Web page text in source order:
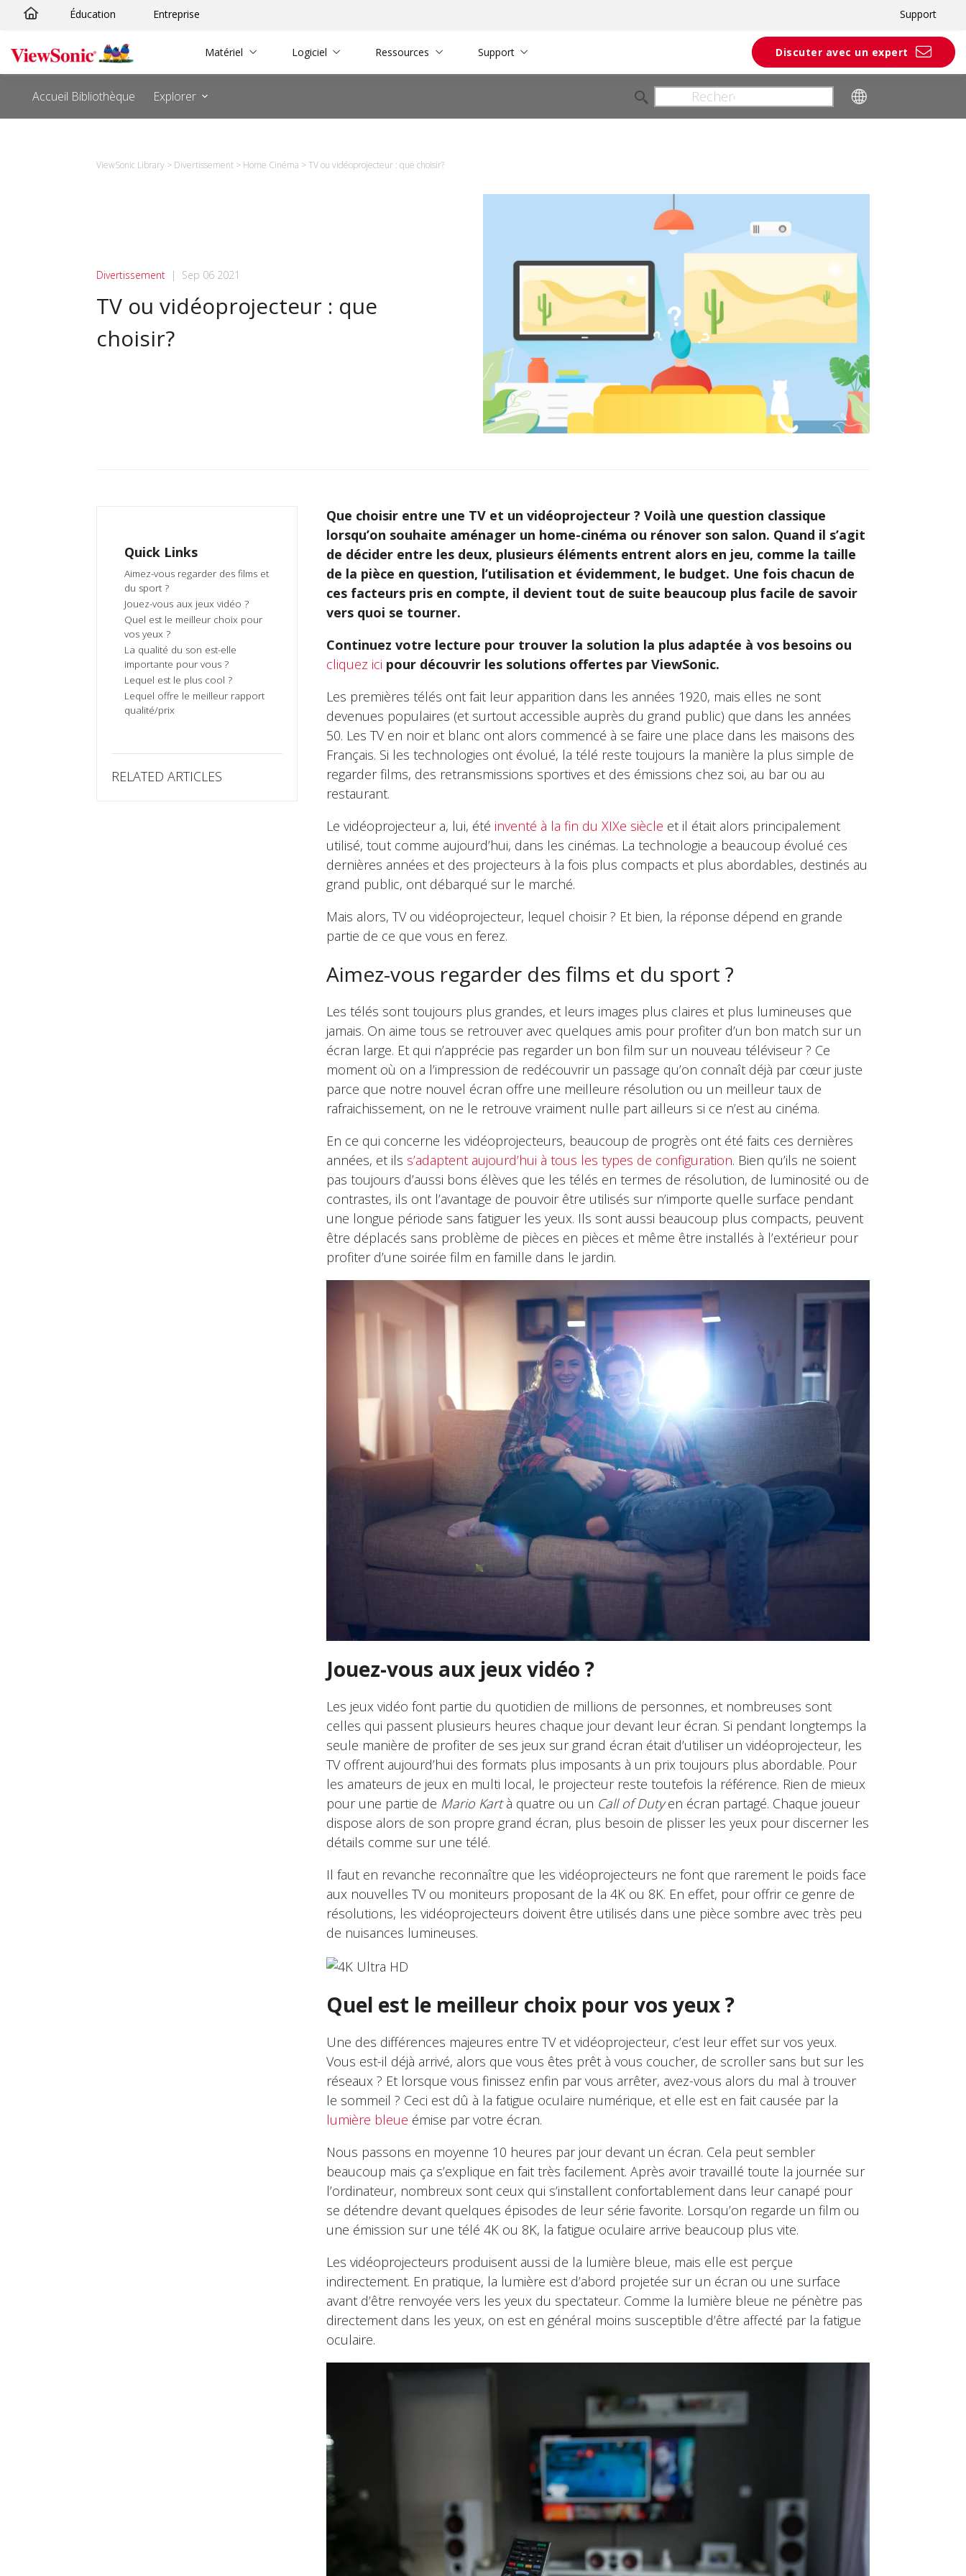
Passer
contenu
Éducation Entreprise Support
Matériel Logiciel Ressources Support Discuter avec un expert
Accueil Bibliothèque Explorer
ViewSonic Library > Divertissement > Home Cinéma >TV ou vidéoprojecteur : que choisir?
Divertissement | Sep 06 2021
TV ou vidéoprojecteur : que
choisir?
Quick Links
Aimez-vous regarder des films et
du sport ?
Jouez-vous aux jeux vidéo ?
Quel est le meilleur choix pour
vos yeux ?
La qualité du son est-elle
importante pour vous ?
Lequel est le plus cool ?
Lequel offre le meilleur rapport
qualité/prix
RELATED ARTICLES
Que choisir entre une TV et un vidéoprojecteur ? Voilà une question classique
lorsqu’on souhaite aménager un home-cinéma ou rénover son salon. Quand il s’agit
de décider entre les deux, plusieurs éléments entrent alors en jeu, comme la taille
de la pièce en question, l’utilisation et évidemment, le budget. Une fois chacun de
ces facteurs pris en compte, il devient tout de suite beaucoup plus facile de savoir
vers quoi se tourner.
Continuez votre lecture pour trouver la solution la plus adaptée à vos besoins ou
cliquez ici pour découvrir les solutions offertes par ViewSonic.
Les premières télés ont fait leur apparition dans les années 1920, mais elles ne sont
devenues populaires (et surtout accessible auprès du grand public) que dans les années
50. Les TV en noir et blanc ont alors commencé à se faire une place dans les maisons des
Français. Si les technologies ont évolué, la télé reste toujours la manière la plus simple de
regarder films, des retransmissions sportives et des émissions chez soi, au bar ou au
restaurant.
Le vidéoprojecteur a, lui, été inventé à la fin du XIXe siècle et il était alors principalement
utilisé, tout comme aujourd’hui, dans les cinémas. La technologie a beaucoup évolué ces
dernières années et des projecteurs à la fois plus compacts et plus abordables, destinés au
grand public, ont débarqué sur le marché.
Mais alors, TV ou vidéoprojecteur, lequel choisir ? Et bien, la réponse dépend en grande
partie de ce que vous en ferez.
Aimez-vous regarder des films et du sport ?
Les télés sont toujours plus grandes, et leurs images plus claires et plus lumineuses que
jamais. On aime tous se retrouver avec quelques amis pour profiter d’un bon match sur un
écran large. Et qui n’apprécie pas regarder un bon film sur un nouveau téléviseur ? Ce
moment où on a l’impression de redécouvrir un passage qu’on connaît déjà par cœur juste
parce que notre nouvel écran offre une meilleure résolution ou un meilleur taux de
rafraichissement, on ne le retrouve vraiment nulle part ailleurs si ce n’est au cinéma.
En ce qui concerne les vidéoprojecteurs, beaucoup de progrès ont été faits ces dernières
années, et ils s’adaptent aujourd’hui à tous les types de configuration. Bien qu’ils ne soient
pas toujours d’aussi bons élèves que les télés en termes de résolution, de luminosité ou de
contrastes, ils ont l’avantage de pouvoir être utilisés sur n’importe quelle surface pendant
une longue période sans fatiguer les yeux. Ils sont aussi beaucoup plus compacts, peuvent
être déplacés sans problème de pièces en pièces et même être installés à l’extérieur pour
profiter d’une soirée film en famille dans le jardin.
Jouez-vous aux jeux vidéo ?
Les jeux vidéo font partie du quotidien de millions de personnes, et nombreuses sont
celles qui passent plusieurs heures chaque jour devant leur écran. Si pendant longtemps la
seule manière de profiter de ses jeux sur grand écran était d’utiliser un vidéoprojecteur, les
TV offrent aujourd’hui des formats plus imposants à un prix toujours plus abordable. Pour
les amateurs de jeux en multi local, le projecteur reste toutefois la référence. Rien de mieux
pour une partie de Mario Kartà quatre ou un Call of Dutyen écran partagé. Chaque joueur
dispose alors de son propre grand écran, plus besoin de plisser les yeux pour discerner les
détails comme sur une télé.
Il faut en revanche reconnaître que les vidéoprojecteurs ne font que rarement le poids face
aux nouvelles TV ou moniteurs proposant de la 4K ou 8K. En effet, pour offrir ce genre de
résolutions, les vidéoprojecteurs doivent être utilisés dans une pièce sombre avec très peu
de nuisances lumineuses.
Quel est le meilleur choix pour vos yeux ?
Une des différences majeures entre TV et vidéoprojecteur, c’est leur effet sur vos yeux.
Vous est-il déjà arrivé, alors que vous êtes prêt à vous coucher, de scroller sans but sur les
réseaux ? Et lorsque vous finissez enfin par vous arrêter, avez-vous alors du mal à trouver
le sommeil ? Ceci est dû à la fatigue oculaire numérique, et elle est en fait causée par la
lumière bleue émise par votre écran.
Nous passons en moyenne 10 heures par jour devant un écran. Cela peut sembler
beaucoup mais ça s’explique en fait très facilement. Après avoir travaillé toute la journée sur
l’ordinateur, nombreux sont ceux qui s’installent confortablement dans leur canapé pour
se détendre devant quelques épisodes de leur série favorite. Lorsqu’on regarde un film ou
une émission sur une télé 4K ou 8K, la fatigue oculaire arrive beaucoup plus vite.
Les vidéoprojecteurs produisent aussi de la lumière bleue, mais elle est perçue
indirectement. En pratique, la lumière est d’abord projetée sur un écran ou une surface
avant d’être renvoyée vers les yeux du spectateur. Comme la lumière bleue ne pénètre pas
directement dans les yeux, on est en général moins susceptible d’être affecté par la fatigue
oculaire.